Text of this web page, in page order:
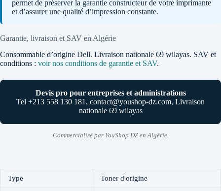
permet de préserver la garantie constructeur de votre imprimante
et d’assurer une qualité d’impression constante.
Garantie, livraison et SAV en Algérie
Consommable d’origine Dell. Livraison nationale 69 wilayas. SAV et
conditions : voir nos conditions de garantie et SAV.
Devis pro pour entreprises et administrations
Tel +213 558 130 181, contact@youshop-dz.com, Livraison
nationale 69 wilayas
Commercialisé par YouShop DZ en Algérie.
Type Toner d'origine